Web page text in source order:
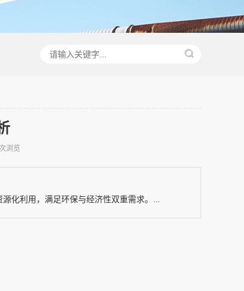
浏览
化利用，满足环保与经济性双重需求‌。...